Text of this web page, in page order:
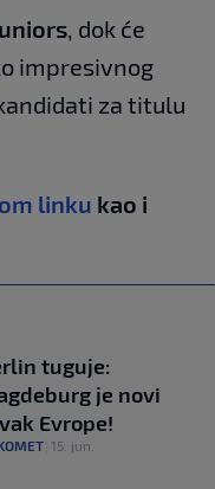
, dok će
impresivnog
za titulu
linku kao i
tuguje:
je novi
Evrope!
15. jun.